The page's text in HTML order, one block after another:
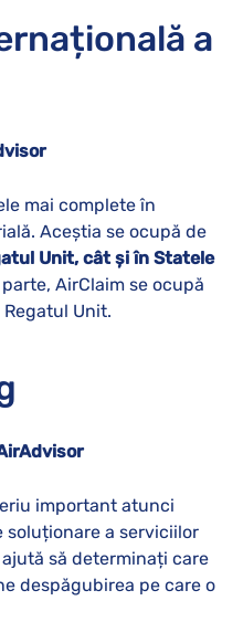
a
mai complete în
Aceștia se ocupă de
Unit, cât și în Statele
AirClaim se ocupă
Unit.
important atunci
soluționare a serviciilor
să determinați care
despăgubirea pe care o